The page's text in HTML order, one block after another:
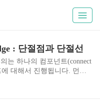
: 단절점과 단절선
는 하나의 컴포넌트(connect
에 대해서 진행됩니다. 먼저
을 파란색 테두리로 나타내